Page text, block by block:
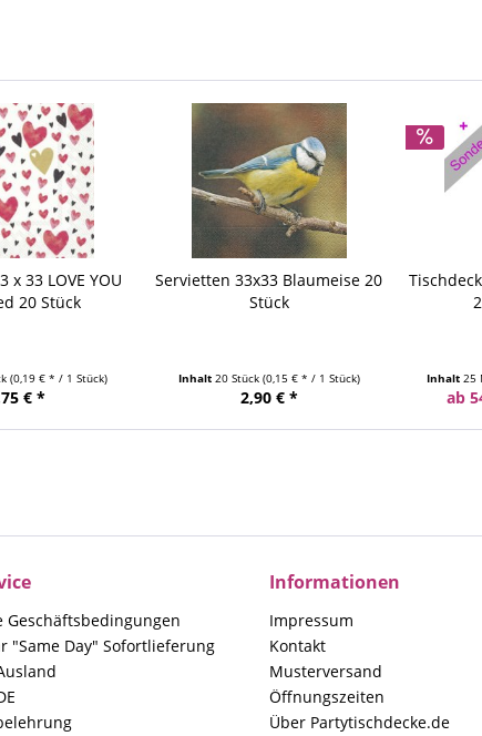
x 33 LOVE YOU
20 Stück
(0,19 € * / 1 Stück)
€ *
Servietten 33x33 Blaumeise 20
Stück
Inhalt 20 Stück (0,15 € * / 1 Stück)
2,90 € *
Inhalt 25
ab
Geschäftsbedingungen
"Same Day" Sofortlieferung
Informationen
Impressum
Kontakt
Musterversand
Öffnungszeiten
Über Partytischdecke.de